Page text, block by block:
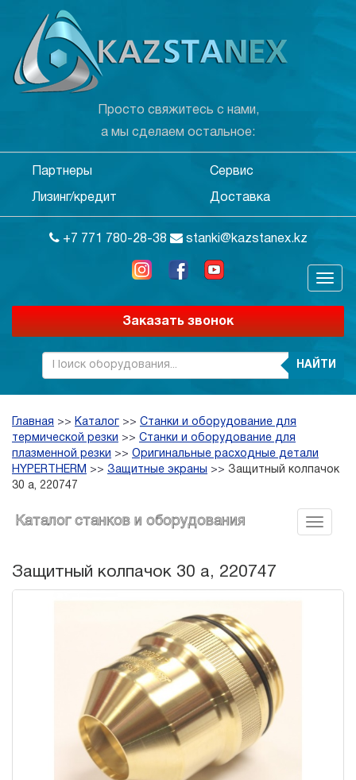
Просто свяжитесь с нами,
а мы сделаем остальное:
Партнеры Сервис
Лизинг/кредит Доставка
+7 771 780-28-38 stanki@kazstanex.kz
Заказать звонок
НАЙТИ
Главная >> Каталог >> Станки и оборудование для
термической резки >> Станки и оборудование для
плазменной резки >> Оригинальные расходные детали
HYPERTHERM >> Защитные экраны >> Защитный колпачок
30 а, 220747
Каталог станков и оборудования
Защитный колпачок 30 а, 220747